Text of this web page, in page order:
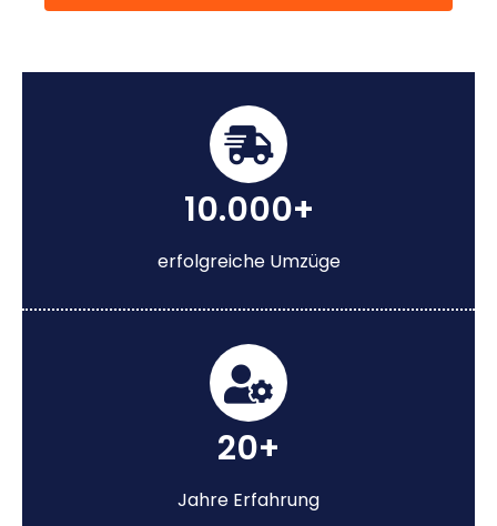
10.000+
erfolgreiche Umzüge
20+
Jahre Erfahrung